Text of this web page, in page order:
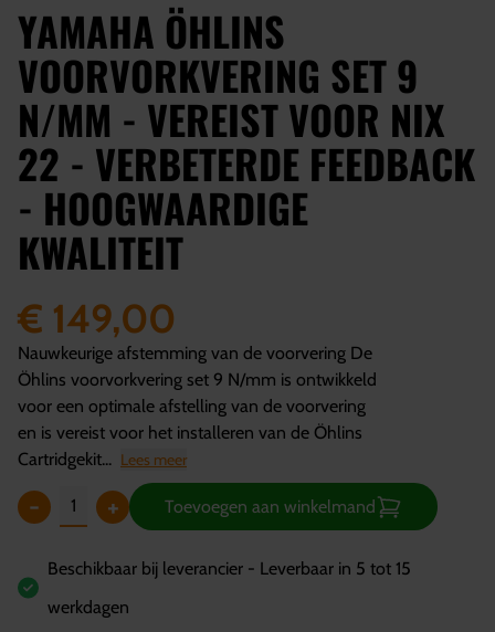
YAMAHA ÖHLINS
VOORVORKVERING SET 9
N/MM - VEREIST VOOR NIX
22 - VERBETERDE FEEDBACK
- HOOGWAARDIGE
KWALITEIT
€ 149,00
Nauwkeurige afstemming van de voorvering De
Öhlins voorvorkvering set 9 N/mm is ontwikkeld
voor een optimale afstelling van de voorvering
en is vereist voor het installeren van de Öhlins
Cartridgekit... Lees meer
- + Toevoegen aan winkelmand
Beschikbaar bij leverancier - Leverbaar in 5 tot 15
werkdagen